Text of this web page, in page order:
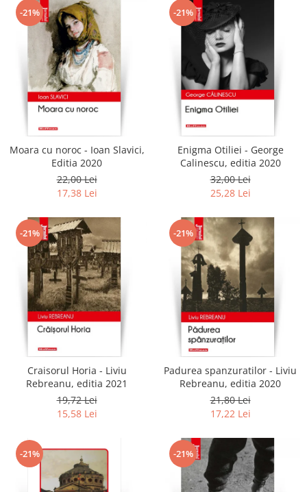
-21%
Moara cu noroc - Ioan Slavici,
Editia 2020
22,00 Lei
17,38 Lei
-21%
Enigma Otiliei - George
Calinescu, editia 2020
32,00 Lei
25,28 Lei
-21%
Craisorul Horia - Liviu
Rebreanu, editia 2021
19,72 Lei
15,58 Lei
-21%
Padurea spanzuratilor - Liviu
Rebreanu, editia 2020
21,80 Lei
17,22 Lei
-21% -21%